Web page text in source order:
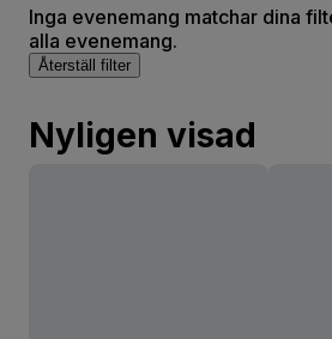
Inga evenemang matchar dina
alla evenemang.
Återställ filter
Nyligen visad